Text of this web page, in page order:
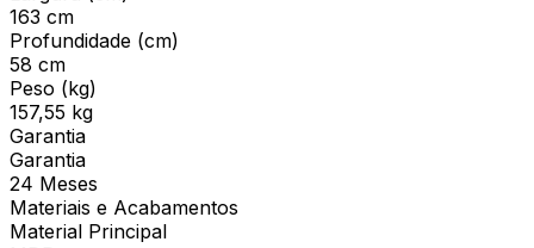
163 cm
Profundidade (cm)
58 cm
Peso (kg)
157,55 kg
Garantia
Garantia
24 Meses
Materiais e Acabamentos
Material Principal